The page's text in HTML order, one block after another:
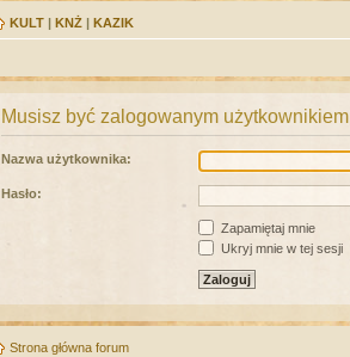
KULT | KNŻ | KAZIK
Musisz być zalogowanym
Nazwa użytkownika:
Hasło:
Zapamiętaj mnie
Ukryj mnie w tej sesji
Strona główna forum